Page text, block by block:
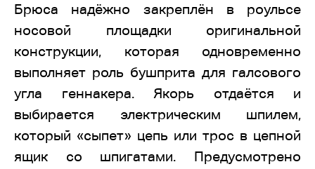
Брюса надёжно закреплён в роульсе
носовой площадки оригинальной
конструкции, которая одновременно
выполняет роль бушприта для галсового
угла геннакера. Якорь отдаётся и
выбирается электрическим шпилем,
который «сыпет» цепь или трос в цепной
ящик со шпигатами. Предусмотрено